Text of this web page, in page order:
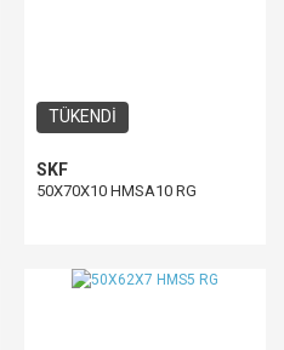
TÜKENDİ
SKF
50X70X10 HMSA10 RG